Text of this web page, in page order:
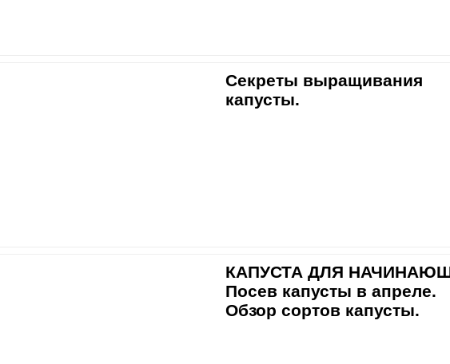
Секреты выращивания
капусты.
КАПУСТА ДЛЯ
Посев капусты в апреле.
Обзор сортов капусты.